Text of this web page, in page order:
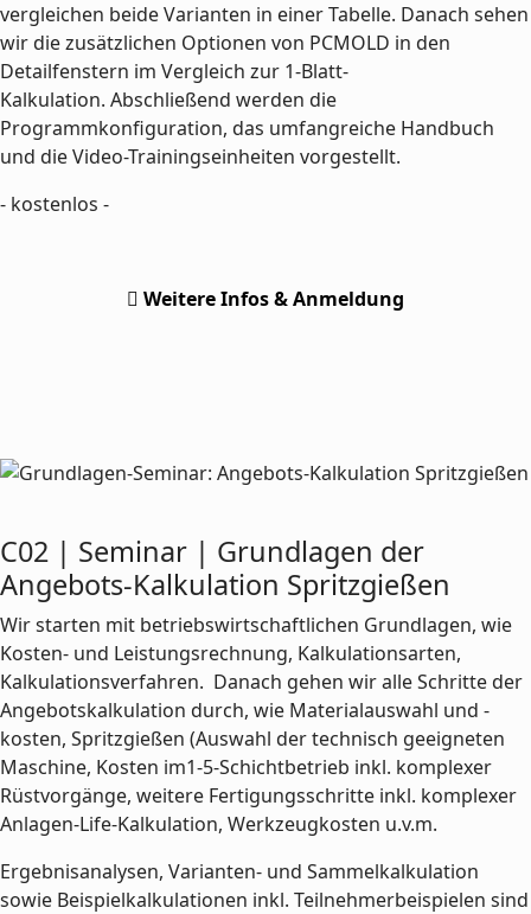
vergleichen beide Varianten in einer Tabelle. Danach sehen
wir die zusätzlichen Optionen von PCMOLD in den
Detailfenstern im Vergleich zur 1-Blatt-
Kalkulation. Abschließend werden die
Programmkonfiguration, das umfangreiche Handbuch
und die Video-Trainingseinheiten vorgestellt.
- kostenlos -
Weitere Infos & Anmeldung
C02 | Seminar | Grundlagen der
Angebots-Kalkulation Spritzgießen
Wir starten mit betriebswirtschaftlichen Grundlagen, wie
Kosten- und Leistungsrechnung, Kalkulationsarten,
Kalkulationsverfahren. Danach gehen wir alle Schritte der
Angebotskalkulation durch, wie Materialauswahl und -
kosten, Spritzgießen (Auswahl der technisch geeigneten
Maschine, Kosten im1-5-Schichtbetrieb inkl. komplexer
Rüstvorgänge, weitere Fertigungsschritte inkl. komplexer
Anlagen-Life-Kalkulation, Werkzeugkosten u.v.m.
Ergebnisanalysen, Varianten- und Sammelkalkulation
sowie Beispielkalkulationen inkl. Teilnehmerbeispielen sind